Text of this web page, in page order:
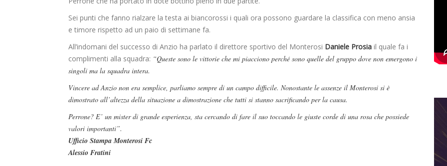
Sei punti che fanno rialzare la testa ai biancorossi i quali ora possono guardare la classifica con meno ansia
e timore rispetto ad un paio di settimane fa.
All’indomani del successo di Anzio ha parlato il direttore sportivo del Monterosi Daniele Prosia il quale fa i
complimenti alla squadra: “Queste sono le vittorie che mi piacciono perché sono quelle del gruppo dove non emergono i
singoli ma la squadra intera.
Vincere ad Anzio non era semplice, parliamo sempre di un campo difficile. Nonostante le assenze il Monterosi si è
dimostrato all’altezza della situazione a dimostrazione che tutti si stanno sacrificando per la causa.
Perrone? E’ un mister di grande esperienza, sta cercando di fare il suo toccando le giuste corde di una rosa che possiede
valori importanti”.
Ufficio Stampa Monterosi Fc
Alessio Fratini